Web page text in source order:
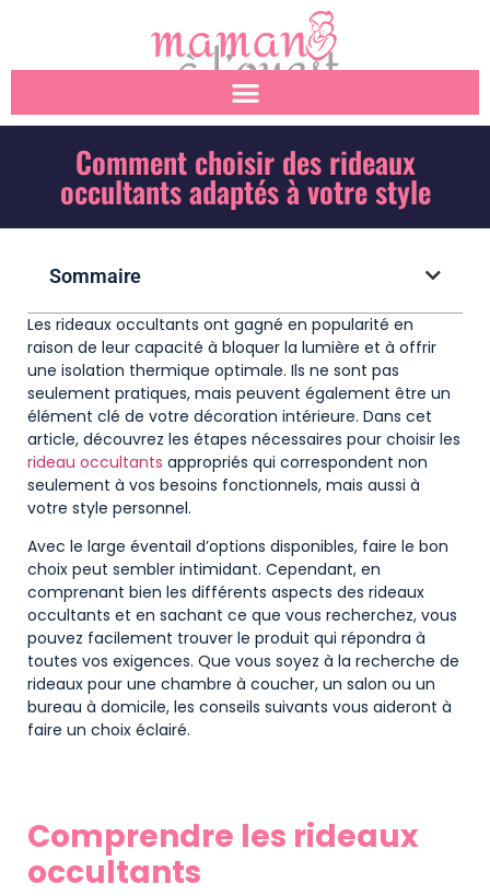
Comment choisir des rideaux
occultants adaptés à votre style
Sommaire
Les rideaux occultants ont gagné en popularité en
raison de leur capacité à bloquer la lumière et à offrir
une isolation thermique optimale. Ils ne sont pas
seulement pratiques, mais peuvent également être un
élément clé de votre décoration intérieure. Dans cet
article, découvrez les étapes nécessaires pour choisir les
rideau occultants appropriés qui correspondent non
seulement à vos besoins fonctionnels, mais aussi à
votre style personnel.
Avec le large éventail d’options disponibles, faire le bon
choix peut sembler intimidant. Cependant, en
comprenant bien les différents aspects des rideaux
occultants et en sachant ce que vous recherchez, vous
pouvez facilement trouver le produit qui répondra à
toutes vos exigences. Que vous soyez à la recherche de
rideaux pour une chambre à coucher, un salon ou un
bureau à domicile, les conseils suivants vous aideront à
faire un choix éclairé.
Comprendre les rideaux
occultants